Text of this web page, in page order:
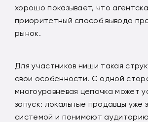
хорошо показывает, что
приоритетный способ вывода
рынок.
Для участников ниши такая
свои особенности. С одной
многоуровневая цепочка может
запуск: локальные продавцы уже
системой и понимают